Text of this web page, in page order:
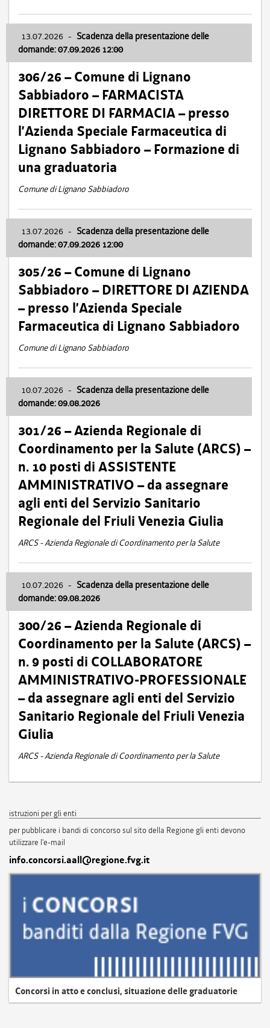
13.07.2026 - Scadenza della presentazione delle
domande: 07.09.2026 12:00
306/26 – Comune di Lignano
Sabbiadoro – FARMACISTA
DIRETTORE DI FARMACIA – presso
l’Azienda Speciale Farmaceutica di
Lignano Sabbiadoro – Formazione di
una graduatoria
Comune di Lignano Sabbiadoro
13.07.2026 - Scadenza della presentazione delle
domande: 07.09.2026 12:00
305/26 – Comune di Lignano
Sabbiadoro – DIRETTORE DI AZIENDA
– presso l’Azienda Speciale
Farmaceutica di Lignano Sabbiadoro
Comune di Lignano Sabbiadoro
10.07.2026 - Scadenza della presentazione delle
domande: 09.08.2026
301/26 – Azienda Regionale di
Coordinamento per la Salute (ARCS) –
n. 10 posti di ASSISTENTE
AMMINISTRATIVO – da assegnare
agli enti del Servizio Sanitario
Regionale del Friuli Venezia Giulia
ARCS - Azienda Regionale di Coordinamento per la Salute
10.07.2026 - Scadenza della presentazione delle
domande: 09.08.2026
300/26 – Azienda Regionale di
Coordinamento per la Salute (ARCS) –
n. 9 posti di COLLABORATORE
AMMINISTRATIVO-PROFESSIONALE
– da assegnare agli enti del Servizio
Sanitario Regionale del Friuli Venezia
Giulia
ARCS - Azienda Regionale di Coordinamento per la Salute
istruzioni per gli enti
per pubblicare i bandi di concorso sul sito della Regione gli enti devono
utilizzare l'e-mail
info.concorsi.aall@regione.fvg.it
Concorsi in atto e conclusi, situazione delle graduatorie